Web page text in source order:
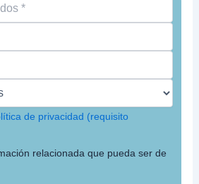
de privacidad (requisito
relacionada que pueda ser de